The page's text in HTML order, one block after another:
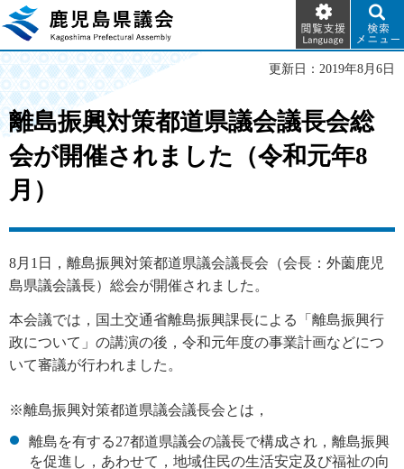
鹿児島県議会
閲覧支
援
Language
検索メ
ニュー
更新日：2019年8月6日
離島振興対策都道県議会議長会総
会が開催されました（令和元年8
月）
8月1日，離島振興対策都道県議会議長会（会長：外薗鹿児
島県議会議長）総会が開催されました。
本会議では，国土交通省離島振興課長による「離島振興行
政について」の講演の後，令和元年度の事業計画などにつ
いて審議が行われました。
※離島振興対策都道県議会議長会とは，
離島を有する27都道県議会の議長で構成され，離島振興
を促進し，あわせて，地域住民の生活安定及び福祉の向